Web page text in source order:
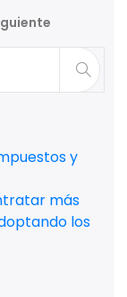
y
más
los